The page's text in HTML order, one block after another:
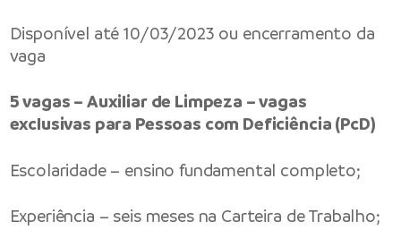
Disponível até 10/03/2023 ou encerramento da
vaga
5 vagas – Auxiliar de Limpeza – vagas
exclusivas para Pessoas com Deficiência (PcD)
Escolaridade – ensino fundamental completo;
Experiência – seis meses na Carteira de Trabalho;